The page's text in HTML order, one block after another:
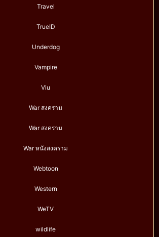
Travel
TrueID
Underdog
Vampire
Viu
War สงคราม
War สงคราม
War หนังสงคราม
Webtoon
Western
WeTV
wildlife